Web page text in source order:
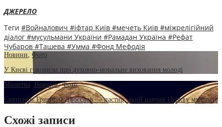
ДЖЕРЕЛО
Теги #Войналович #іфтар Київ #мечеть Київ #міжрелігійний
діалог #мусульмани України #Рамадан Україна #Рефат
Чубаров #Ташева #Умма #Фонд Мефодія
Новини Фото
У Києві говорили про духовно-моральне виховання молоді
Молитва
Новини,Фото
Святитель Григорій Двоєслов — пастир, який навчив Церкву мудрості
Схожі записи